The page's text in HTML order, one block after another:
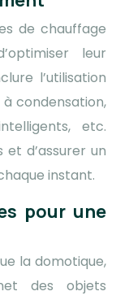
de chauffage
leur
l’utilisation
condensation,
etc.
d’assurer un
instant.
pour une
la domotique,
des objets